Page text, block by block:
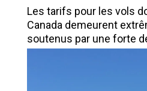
Les tarifs pour les vols
Canada demeurent
soutenus par une forte